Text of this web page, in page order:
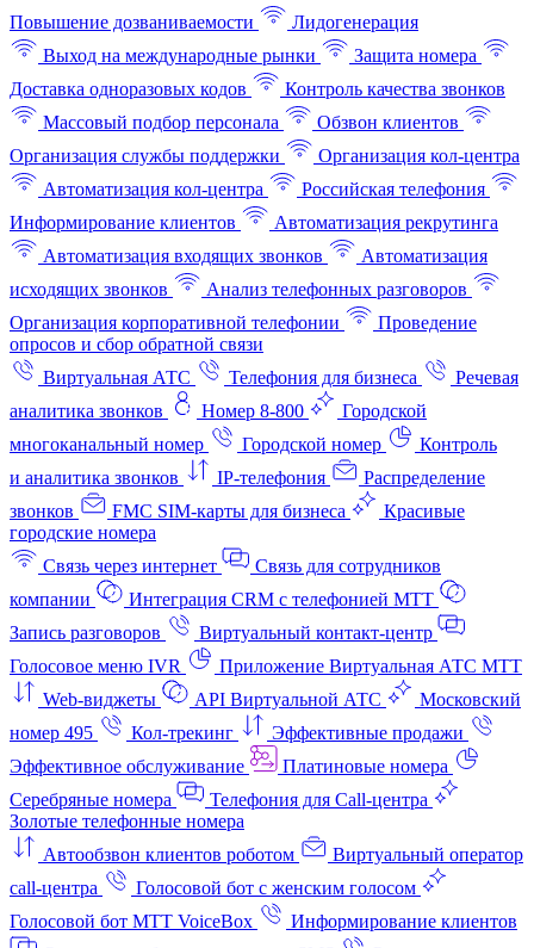
Повышение дозваниваемости
Лидогенерация
Выход на международные рынки
Защита номера
Доставка одноразовых кодов
Контроль качества звонков
Массовый подбор персонала
Обзвон клиентов
Организация службы поддержки
Организация кол-центра
Автоматизация кол-центра
Российская телефония
Информирование клиентов
Автоматизация рекрутинга
Автоматизация входящих звонков
Автоматизация
исходящих звонков
Анализ телефонных разговоров
Организация корпоративной телефонии
Проведение
опросов и сбор обратной связи
Виртуальная АТС
Телефония для бизнеса
Речевая
аналитика звонков
Номер 8-800
Городской
многоканальный номер
Городской номер
Контроль
и аналитика звонков
IP-телефония
Распределение
звонков
FMC SIM-карты для бизнеса
Красивые
городские номера
Связь через интернет
Связь для сотрудников
компании
Интеграция CRM с телефонией МТТ
Запись разговоров
Виртуальный контакт‑центр
Голосовое меню IVR
Приложение Виртуальная АТС МТТ
Web-виджеты
API Виртуальной АТС
Московский
номер 495
Кол-трекинг
Эффективные продажи
Эффективное обслуживание
Платиновые номера
Серебряные номера
Телефония для Call-центра
Золотые телефонные номера
Автообзвон клиентов роботом
Виртуальный оператор
call-центра
Голосовой бот с женским голосом
Голосовой бот МТТ VoiceBox
Информирование клиентов